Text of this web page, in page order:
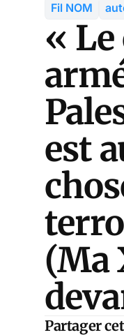
Fil NOM
«
est
(Ma
Partager